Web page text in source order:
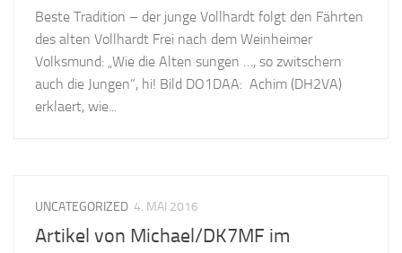
Beste Tradition – der junge Vollhardt folgt den Fährten
des alten Vollhardt Frei nach dem Weinheimer
Volksmund: „Wie die Alten sungen …, so zwitschern
auch die Jungen“, hi! Bild DO1DAA: Achim (DH2VA)
erklaert, wie...
UNCATEGORIZED 4. MAI 2016
Artikel von Michael/DK7MF im